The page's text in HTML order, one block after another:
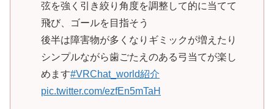
弦を強く引き絞り角度を調整して的に当てて
飛び、ゴールを目指そう
後半は障害物が多くなりギミックが増えたり
シンプルながら歯ごたえのある弓当てが楽し
めます#VRChat_world紹介
pic.twitter.com/ezfEn5mTaH